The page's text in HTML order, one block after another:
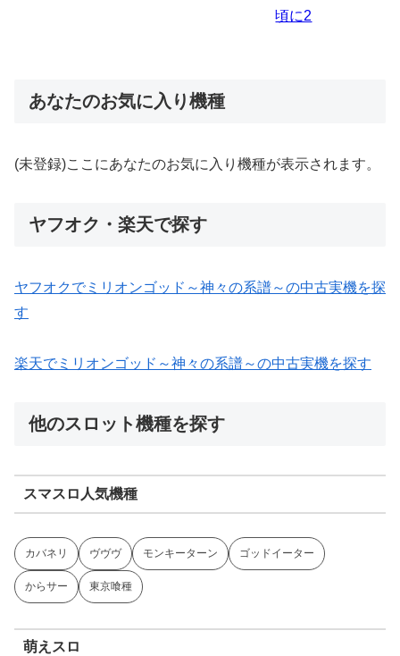
あなたのお気に入り機種
(未登録)ここにあなたのお気に入り機種が表示されます。
ヤフオク・楽天で探す
ヤフオクでミリオンゴッド～神々の系譜～の中古実機を探
す
楽天でミリオンゴッド～神々の系譜～の中古実機を探す
他のスロット機種を探す
スマスロ人気機種
カバネリ ヴヴヴ モンキーターン ゴッドイーター
からサー 東京喰種
萌えスロ